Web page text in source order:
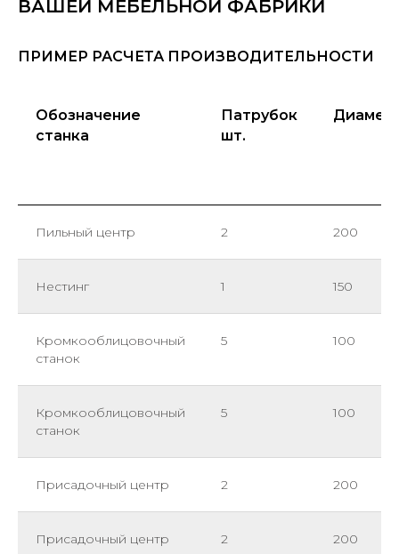
ВАШЕЙ МЕБЕЛЬНОЙ ФАБРИКИ
ПРИМЕР РАСЧЕТА ПРОИЗВОДИТЕЛЬНОСТИ
Обозначение
станка
Патрубок
шт.
Пильный центр 2 200
Нестинг 1 150
Кромкооблицовочный
станок
5 100
Кромкооблицовочный
станок
5 100
Присадочный центр 2 200
Присадочный центр 2 200